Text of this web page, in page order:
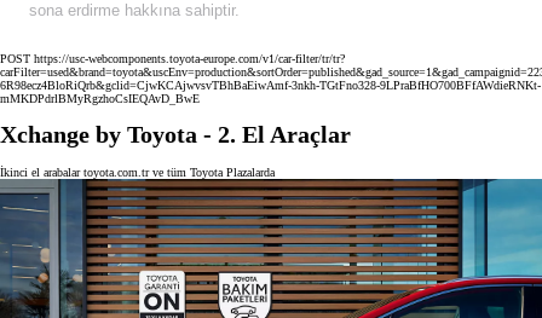
sona erdirme hakkına sahiptir.
POST https://usc-webcomponents.toyota-europe.com/v1/car-filter/tr/tr?
6R98ecz4BloRiQrb&gclid=CjwKCAjwvsvTBhBaEiwAmf-3nkh-TGtFno328-9LPraBfHO700BFfAWdieRNKt-
mMKDPdrlBMyRgzhoCsIEQAvD_BwE
Xchange by Toyota - 2. El Araçlar
İkinci el arabalar toyota.com.tr ve tüm Toyota Plazalarda